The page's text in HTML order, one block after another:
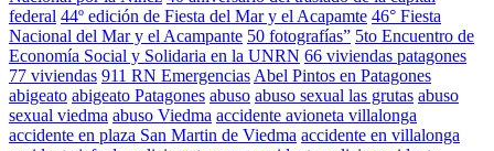
federal 44º edición de Fiesta del Mar y el Acapamte 46° Fiesta
Nacional del Mar y el Acampante 50 fotografías” 5to Encuentro de
Economía Social y Solidaria en la UNRN 66 viviendas patagones
77 viviendas 911 RN Emergencias Abel Pintos en Patagones
abigeato abigeato Patagones abuso abuso sexual las grutas abuso
sexual viedma abuso Viedma accidente avioneta villalonga
accidente en plaza San Martin de Viedma accidente en villalonga